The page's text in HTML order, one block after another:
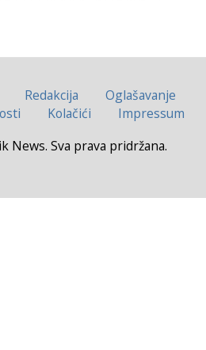
Redakcija
Oglašavanje
Kolačići
Impressum
News. Sva prava pridržana.